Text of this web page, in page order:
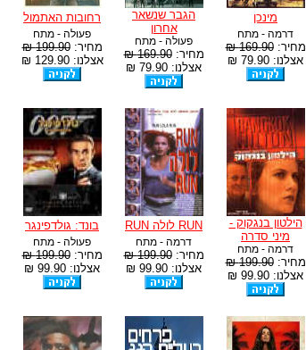
מינכן
דרמה - מתח
מחיר:169.90 ₪
אצלנו: 79.90 ₪
הגבר שנשאר
אחרון
פעולה - מתח
מחיר:169.90 ₪
אצלנו: 79.90 ₪
רחובות האתמול
פעולה - מתח
מחיר:199.90 ₪
אצלנו: 129.90 ₪
הילטון בנגקוק -
מיני סדרה
דרמה - מתח
מחיר:199.90 ₪
אצלנו: 99.90 ₪
RUN לולה RUN
דרמה - מתח
מחיר:199.90 ₪
אצלנו: 99.90 ₪
בונד: גולדפינגר
פעולה - מתח
מחיר:199.90 ₪
אצלנו: 99.90 ₪